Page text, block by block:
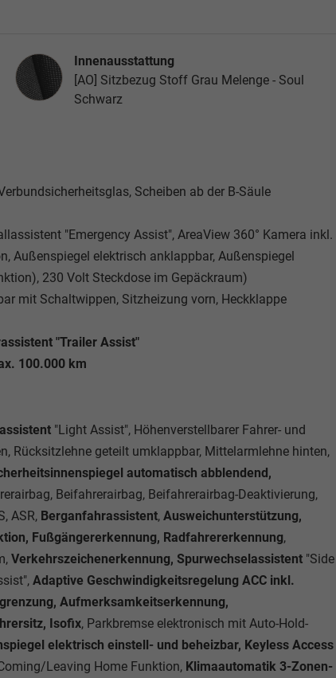
InnenausstattungInnenausstattung
[AO] Sitzbezug Stoff Grau Melenge - Soul
Schwarz
Scheiben ab der B-Säule
"Emergency Assist", AreaView 360° Kamera inkl.
Außenspiegel elektrisch anklappbar, Außenspiegel
230 Volt Steckdose im Gepäckraum)
mit Schaltwippen, Sitzheizung vorn, Heckklappe
"Trailer Assist"
100.000 km
"Light Assist", Höhenverstellbarer Fahrer- und
Rücksitzlehne geteilt umklappbar, Mittelarmlehne hinten,
automatisch abblendend,
Beifahrerairbag, Beifahrerairbag-Deaktivierung,
ASR, Berganfahrassistent, Ausweichunterstützung,
Fußgängererkennung, Radfahrererkennung,
Verkehrszeichenerkennung, Spurwechselassistent "Side
Adaptive Geschwindigkeitsregelung ACC inkl.
Aufmerksamkeitserkennung,
Isofix, Parkbremse elektronisch mit Auto-Hold-
elektrisch einstell- und beheizbar, Keyless Access
Leaving Home Funktion, Klimaautomatik 3-Zonen-